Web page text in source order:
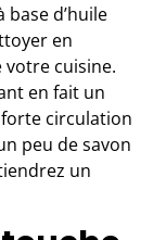
d’huile
en
votre cuisine.
en fait un
circulation
peu de savon
un